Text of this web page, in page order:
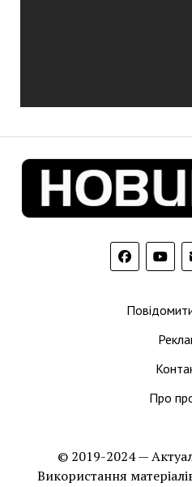
Про
© 2019-2024 —
Використання